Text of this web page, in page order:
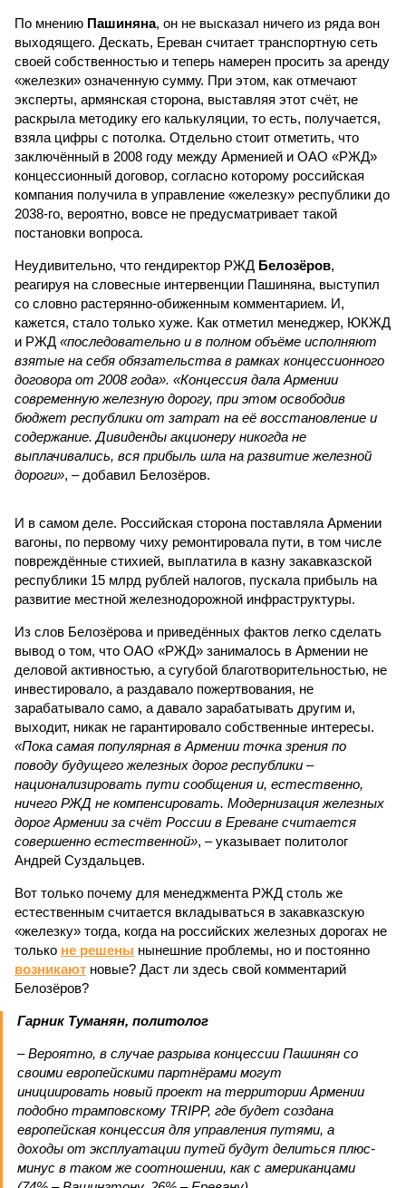
По мнению Пашиняна, он не высказал ничего из ряда вон
выходящего. Дескать, Ереван считает транспортную сеть
своей собственностью и теперь намерен просить за аренду
«железки» означенную сумму. При этом, как отмечают
эксперты, армянская сторона, выставляя этот счёт, не
раскрыла методику его калькуляции, то есть, получается,
взяла цифры с потолка. Отдельно стоит отметить, что
заключённый в 2008 году между Арменией и ОАО «РЖД»
концессионный договор, согласно которому российская
компания получила в управление «железку» республики до
2038-го, вероятно, вовсе не предусматривает такой
постановки вопроса.
Неудивительно, что гендиректор РЖД Белозёров,
реагируя на словесные интервенции Пашиняна, выступил
со словно растерянно-обиженным комментарием. И,
кажется, стало только хуже. Как отметил менеджер, ЮКЖД
и РЖД «последовательно и в полном объёме исполняют
взятые на себя обязательства в рамках концессионного
договора от 2008 года». «Концессия дала Армении
современную железную дорогу, при этом освободив
бюджет республики от затрат на её восстановление и
содержание. Дивиденды акционеру никогда не
выплачивались, вся прибыль шла на развитие железной
дороги», – добавил Белозёров.
И в самом деле. Российская сторона поставляла Армении
вагоны, по первому чиху ремонтировала пути, в том числе
повреждённые стихией, выплатила в казну закавказской
республики 15 млрд рублей налогов, пускала прибыль на
развитие местной железнодорожной инфраструктуры.
Из слов Белозёрова и приведённых фактов легко сделать
вывод о том, что ОАО «РЖД» занималось в Армении не
деловой активностью, а сугубой благотворительностью, не
инвестировало, а раздавало пожертвования, не
зарабатывало само, а давало зарабатывать другим и,
выходит, никак не гарантировало собственные интересы.
«Пока самая популярная в Армении точка зрения по
поводу будущего железных дорог рес­публики –
национализировать пути сообщения и, естественно,
ничего РЖД не компенсировать. Модернизация железных
дорог Армении за счёт России в Ереване считается
совершенно естественной», – указывает политолог
Андрей Суздальцев.
Вот только почему для менеджмента РЖД столь же
естественным считается вкладываться в закавказскую
«железку» тогда, когда на российских железных дорогах не
только не решены нынешние проблемы, но и постоянно
возникают новые? Даст ли здесь свой комментарий
Белозёров?
Гарник Туманян, политолог
– Вероятно, в случае разрыва концессии Пашинян со
своими европейскими партнёрами могут
инициировать новый проект на территории Армении
подобно трамповскому TRIPP, где будет создана
европейская концессия для управления путями, а
доходы от эксплуатации путей будут делиться плюс-
минус в таком же соотношении, как с американцами